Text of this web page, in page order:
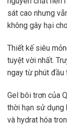
sát cao nhưng
không gây hại
Thiết kế siêu
tuyệt vời nhất.
ngay từ phút đầu
Gel bôi trơn của
thời hạn sử dụng
và hydrat hóa